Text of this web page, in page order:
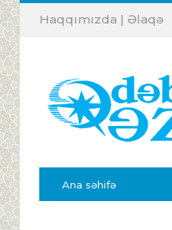
Haqqımızda | Əlaqə
Ana səhifə